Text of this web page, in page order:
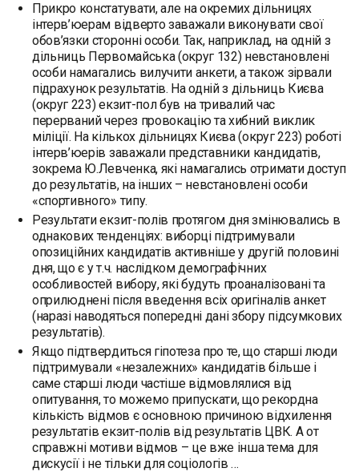
Прикро констатувати, але на окремих дільницях
інтерв’юерам відверто заважали виконувати свої
обов’язки сторонні особи. Так, наприклад, на одній з
дільниць Первомайська (округ 132) невстановлені
особи намагались вилучити анкети, а також зірвали
підрахунок результатів. На одній з дільниць Києва
(округ 223) екзит-пол був на тривалий час
перерваний через провокацію та хибний виклик
міліції. На кількох дільницях Києва (округ 223) роботі
інтерв’юерів заважали представники кандидатів,
зокрема Ю.Левченка, які намагались отримати доступ
до результатів, на інших – невстановлені особи
«спортивного» типу.
Результати екзит-полів протягом дня змінювались в
однакових тенденціях: виборці підтримували
опозиційних кандидатів активніше у другій половині
дня, що є у т.ч. наслідком демографічних
особливостей вибору, які будуть проаналізовані та
оприлюднені після введення всіх оригіналів анкет
(наразі наводяться попередні дані збору підсумкових
результатів).
Якщо підтвердиться гіпотеза про те, що старші люди
підтримували «незалежних» кандидатів більше і
саме старші люди частіше відмовлялися від
опитування, то можемо припускати, що рекордна
кількість відмов є основною причиною відхилення
результатів екзит-полів від результатів ЦВК. А от
справжні мотиви відмов – це вже інша тема для
дискусії і не тільки для соціологів …